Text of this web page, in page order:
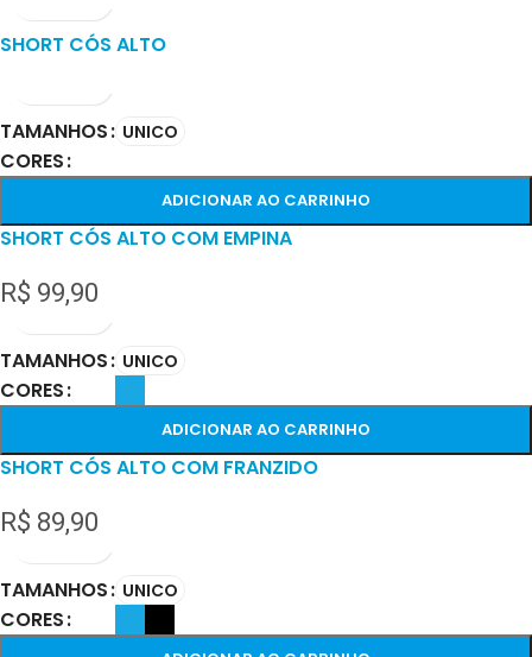
SHORT CÓS ALTO
TAMANHOS UNICO
CORES
ADICIONAR AO CARRINHO
SHORT CÓS ALTO COM EMPINA
R$ 99,90
TAMANHOS UNICO
CORES
ADICIONAR AO CARRINHO
SHORT CÓS ALTO COM FRANZIDO
R$ 89,90
TAMANHOS UNICO
CORES